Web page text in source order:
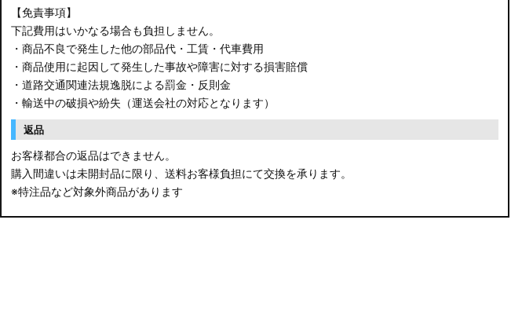
【免責事項】
下記費用はいかなる場合も負担しません。
・商品不良で発生した他の部品代・工賃・代車費用
・商品使用に起因して発生した事故や障害に対する損害賠償
・道路交通関連法規逸脱による罰金・反則金
・輸送中の破損や紛失（運送会社の対応となります）
返品
お客様都合の返品はできません。
購入間違いは未開封品に限り、送料お客様負担にて交換を承ります。
※特注品など対象外商品があります